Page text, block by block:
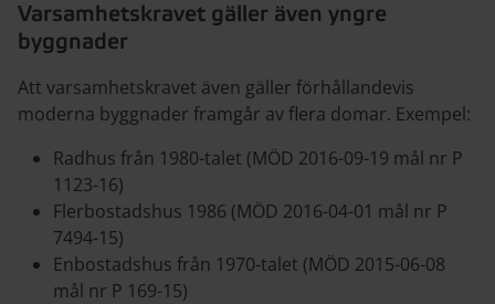
Varsamhetskravet gäller även yngre
byggnader
Att varsamhetskravet även gäller förhållandevis
moderna byggnader framgår av flera domar. Exempel:
Radhus från 1980-talet (MÖD 2016-09-19 mål nr P
1123-16)
Flerbostadshus 1986 (MÖD 2016-04-01 mål nr P
7494-15)
Enbostadshus från 1970-talet (MÖD 2015-06-08
mål nr P 169-15)